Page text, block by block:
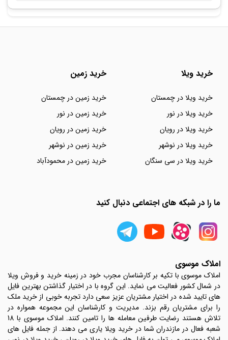
خرید ویلا
خرید ویلا در چمستان
خرید ویلا در نور
خرید ویلا در رویان
خرید ویلا در نوشهر
خرید ویلا در سی سنگان
خرید زمین
خرید زمین در چمستان
خرید زمین در نور
خرید زمین در رویان
خرید زمین در نوشهر
خرید زمین در محمودآباد
ما را در شبکه های اجتماعی دنبال کنید
املاک موسوی
املاک موسوی با تکیه بر کارشناسان مجرب خود در زمینه خرید و فروش ویلا
در شمال کشور فعالیت می نماید. این گروه با در اختیار گذاشتن بهترین فایل
های تایید شده در اختیار مشتریان عزیز سعی دارد تجربه خوبی از خرید ملک
را برای مشتریان رقم بزند. مدیریت و کارشناسان این مجموعه همواره در
تلاش هستند رضایت طرفین معامله ها را تامین کنند. املاک موسوی با 18
شعبه فعال در مازندران شما در خرید ویلا یاری می دهند. از جمله فایل های